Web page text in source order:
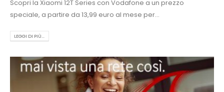
Scopri la Xiaomi 12T Series con Vodafone a un prezzo
speciale, a partire da 13,99 euro al mese per...
LEGGI DI PIÙ...